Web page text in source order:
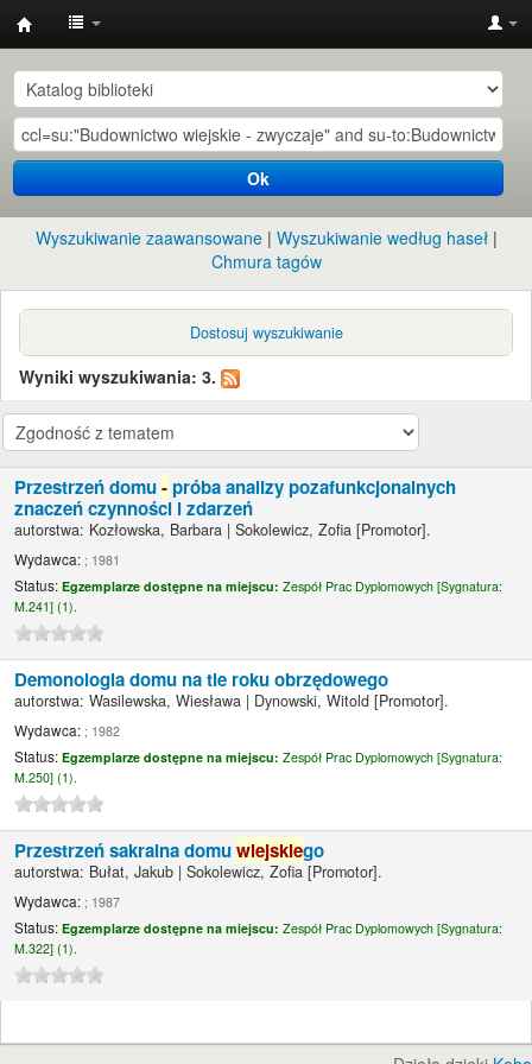
Instytut
Etnologii
i
Antropologii
Kulturowej
UW
Ok
Wyszukiwanie zaawansowane
Wyszukiwanie według haseł
Chmura tagów
Dostosuj wyszukiwanie
Wyniki wyszukiwania: 3.
Przestrzeń domu-próba analizy pozafunkcjonalnych
znaczeń czynności i zdarzeń
autorstwa: Kozłowska, Barbara |Sokolewicz, Zofia [Promotor].
Wydawca: ; 1981
Status:Egzemplarze dostępne na miejscu:Zespół Prac Dyplomowych [Sygnatura:
M.241] (1).
Demonologia domu na tle roku obrzędowego
autorstwa:Wasilewska, Wiesława | Dynowski, Witold [Promotor].
Wydawca: ; 1982
Status:Egzemplarze dostępne na miejscu:Zespół Prac Dyplomowych [Sygnatura:
M.250] (1).
Przestrzeń sakralna domuwiejskiego
autorstwa: Bułat, Jakub |Sokolewicz, Zofia [Promotor].
Wydawca: ; 1987
Status:Egzemplarze dostępne na miejscu:Zespół Prac Dyplomowych [Sygnatura:
M.322] (1).